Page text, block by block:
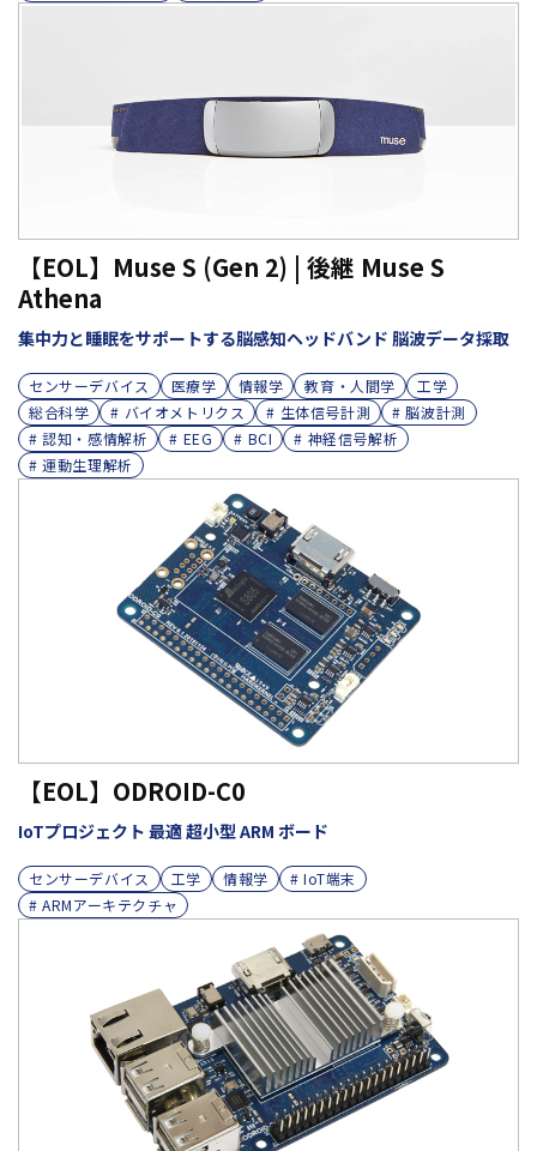
【EOL】Muse S (Gen 2) | 後継 Muse S
Athena
集中力と睡眠をサポートする脳感知ヘッドバンド 脳波データ採取
センサーデバイス 医療学 情報学 教育・人間学
工学
総合科学
# バイオメトリクス # 生体信号計測
# 脳波計測
# 認知・感情解析
# EEG # BCI
# 神経信号解析
# 運動生理解析
【EOL】ODROID-C0
IoTプロジェクト 最適 超小型 ARM ボード
センサーデバイス 工学 情報学
# IoT端末
# ARMアーキテクチャ